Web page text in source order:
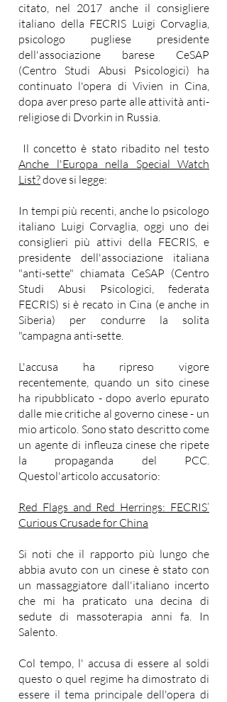
citato, nel 2017 anche il consigliere
italiano della FECRIS Luigi Corvaglia,
psicologo pugliese presidente
dell'associazione barese CeSAP
(Centro Studi Abusi Psicologici) ha
continuato l'opera di Vivien in Cina,
dopa aver preso parte alle attività anti-
religiose di Dvorkin in Russia.
​ Il concetto è stato ribadito nel testo
Anche l'Europa nella Special Watch
List?dove si legge:
In tempi più recenti, anche lo psicologo
italiano Luigi Corvaglia, oggi uno dei
consiglieri più attivi della FECRIS, e
presidente dell'associazione italiana
"anti-sette" chiamata CeSAP (Centro
Studi Abusi Psicologici, federata
FECRIS) si è recato in Cina (e anche in
Siberia) per condurre la solita
"campagna anti-sette.
L'accusa ha ripreso vigore
recentemente, quando un sito cinese
ha ripubblicato - dopo averlo epurato
dalle mie critiche al governo cinese - un
mio articolo. Sono stato descritto come
un agente di infleuza cinese che ripete
la propaganda del PCC.
Questol'articolo accusatorio:
Red Flags and Red Herrings: FECRIS’
Curious Crusade for China
Si noti che il rapporto più lungo che
abbia avuto con un cinese è stato con
un massaggiatore dall'italiano incerto
che mi ha praticato una decina di
sedute di massoterapia anni fa. In
Salento.
Col tempo, l' accusa di essere al soldi
questo o quel regime ha dimostrato di
essere il tema principale dell'opera di